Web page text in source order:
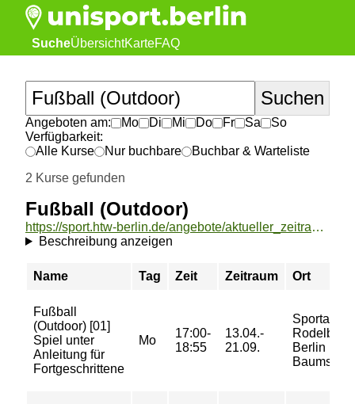
SucheÜbersichtKarteFAQ
Angeboten am: Mo Di Mi Do Fr Sa
So
Verfügbarkeit:
Alle Kurse
Nur buchbare
Buchbar & Warteliste
2 Kurse gefunden
Fußball (Outdoor)
https://sport.htw-berlin.de/angebote/aktueller_zeitraum/_Fussball__Outdoor_.html
Beschreibung anzeigen
Name Tag Zeit Zeitraum Ort
Fußball
(Outdoor) [01]
Spiel unter
Anleitung für
Fortgeschrittene
Mo
17:00-
18:55
13.04.-
21.09.
Berlin